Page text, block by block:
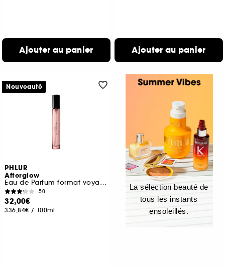
Ajouter au panier Ajouter au panier
PHLUR
Afterglow
Eau de Parfum format voyage
50
32,00€
336,84€ / 100ml
Nouveauté
La sélection beauté de
tous les instants
ensoleillés.